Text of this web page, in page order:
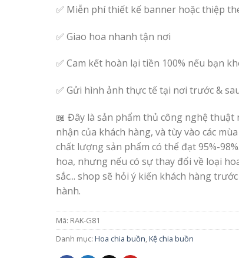
✅ Miễn phí thiết kế banner hoặc thiệp
✅ Giao hoa nhanh tận nơi
✅ Cam kết hoàn lại tiền 100% nếu bạn
✅ Gửi hình ảnh thực tế tại nơi trước &
📖 Đây là sản phẩm thủ công nghệ thuật
nhận của khách hàng, và tùy vào các
chất lượng sản phẩm có thể đạt 95%-
hoa, nhưng nếu có sự thay đổi về loại
sắc... shop sẽ hỏi ý kiến khách hàng
hành.
Mã: RAK-G81
Danh mục:Hoa chia buồn,Kệ chia buồn